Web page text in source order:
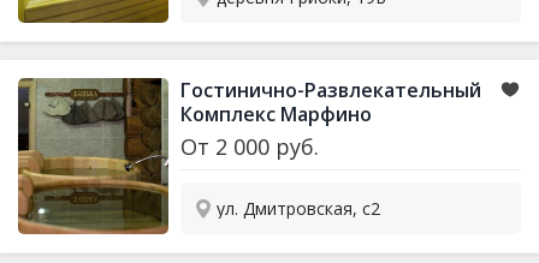
Гостинично-Развлекательный
Комплекс Марфино
От 2 000 руб.
ул. Дмитровская, с2